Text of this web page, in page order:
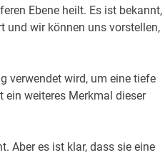
Ebene heilt. Es ist bekannt,
und wir können uns vorstellen,
verwendet wird, um eine tiefe
ein weiteres Merkmal dieser
Aber es ist klar, dass sie eine